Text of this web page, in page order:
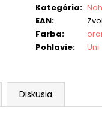
Kategória:
EAN:
Farba:
Pohlavie: Uni
Diskusia